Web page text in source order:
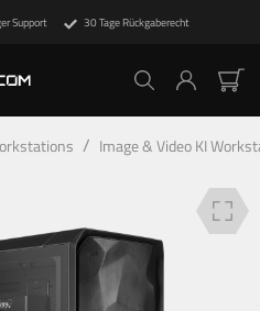
Support 30 Tage Rückgaberecht
Details Deine Vorteile
/ Image & Video KI